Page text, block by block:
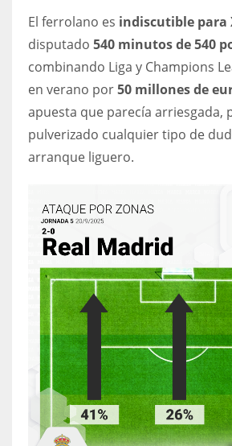
DEN
24
20
NE
OAK
19
NYG
24
MIA
17
DAL
El ferrolano es indiscutible para
disputado 540 minutos de 540
combinando Liga y Champions
en verano por50 millones de
apuesta que parecía arriesgada,
pulverizado cualquier tipo de
arranque liguero.